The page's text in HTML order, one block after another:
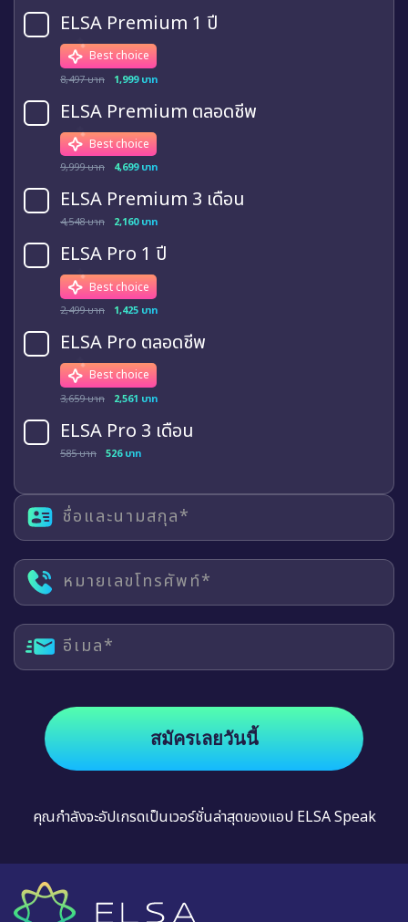
ELSA Premium 1 ปี
Best choice
8,497 บาท 1,999 บาท
ELSA Premium ตลอดชีพ
Best choice
9,999 บาท 4,699 บาท
ELSA Premium 3 เดือน
4,548 บาท 2,160 บาท
ELSA Pro 1 ปี
Best choice
2,499 บาท 1,425 บาท
ELSA Pro ตลอดชีพ
Best choice
3,659 บาท 2,561 บาท
ELSA Pro 3 เดือน
585 บาท 526 บาท
ชื่อและนามสกุล*
หมายเลขโทรศัพท์*
อีเมล*
สมัครเลยวันนี้
คุณกำลังจะอัปเกรดเป็นเวอร์ชั่นล่าสุดของแอป ELSA Speak